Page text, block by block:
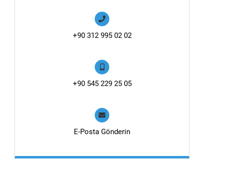
+90 312 995 02 02
+90 545 229 25 05
E-Posta Gönderin